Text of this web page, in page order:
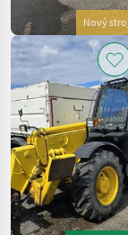
Nový stroj